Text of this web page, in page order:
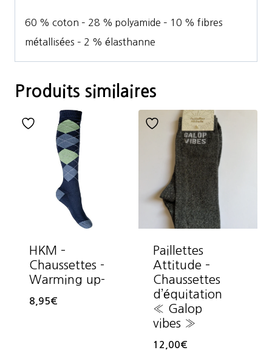
60 % coton – 28 % polyamide – 10 % fibres
métallisées – 2 % élasthanne
Produits similaires
HKM –
Chaussettes -
Warming up-
8,95€
Paillettes
Attitude –
Chaussettes
d’équitation
« Galop
vibes »
12,00€